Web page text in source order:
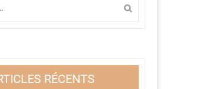
RÉCENTS